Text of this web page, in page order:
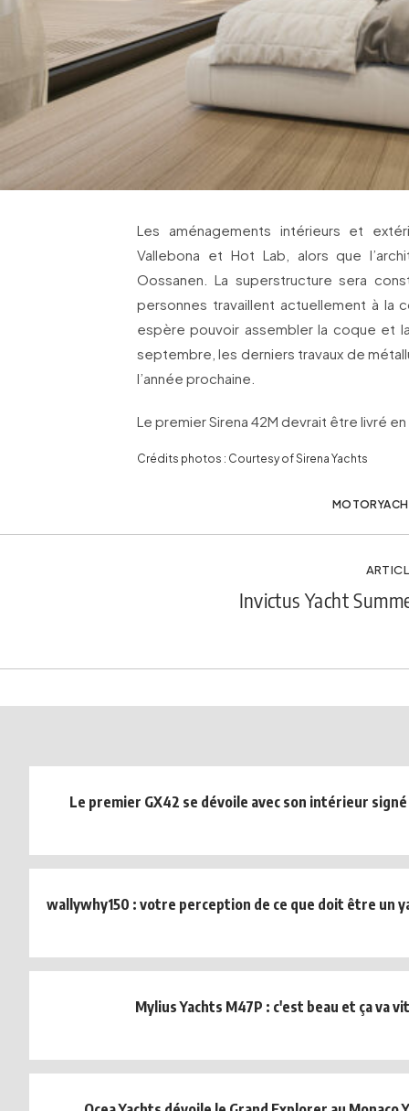
Les aménagements intérieurs et
Vallebona et Hot Lab, alors que
Oossanen. La superstructure sera
personnes travaillent actuellement à la
espère pouvoir assembler la coque et
septembre, les derniers travaux de
l’année prochaine.
Le premier Sirena 42M devrait être livré
Crédits photos : Courtesy of Sirena Yachts
Invictus Yacht
Le premier GX42 se dévoile avec son intérieur signé
wallywhy150 : votre perception de ce que doit être un
Mylius Yachts M47P : c'est beau et ça va